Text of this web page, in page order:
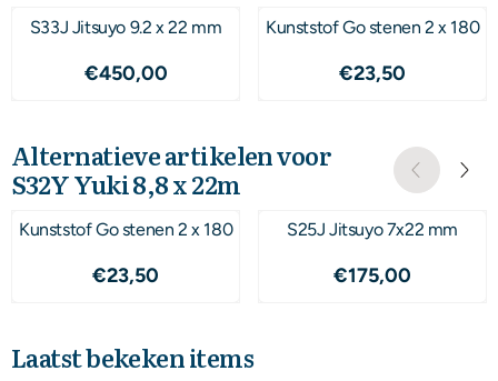
S33J Jitsuyo 9.2 x 22 mm
Prijs: 450,00
€450,00
Kunststof Go stenen 2 x 180
Prijs: 23,50
€23,50
Alternatieve artikelen voor
S32Y Yuki 8,8 x 22m
Kunststof Go stenen 2 x 180
Prijs: 23,50
€23,50
S25J Jitsuyo 7x22 mm
Prijs: 175,00
€175,00
Laatst bekeken items